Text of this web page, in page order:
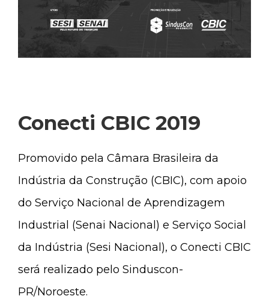
Conecti CBIC 2019
Promovido pela Câmara Brasileira da
Indústria da Construção (CBIC), com apoio
do Serviço Nacional de Aprendizagem
Industrial (Senai Nacional) e Serviço Social
da Indústria (Sesi Nacional), o Conecti CBIC
será realizado pelo Sinduscon-
PR/Noroeste.